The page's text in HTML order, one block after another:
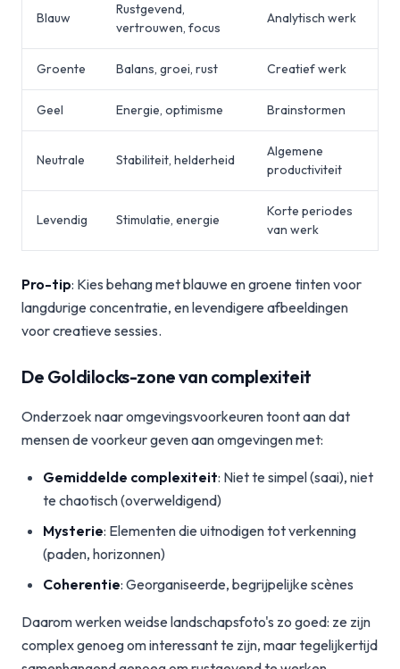
Blauw
Rustgevend,
vertrouwen, focus
Analytisch werk
Groente Balans, groei, rust Creatief werk
Geel Energie, optimisme Brainstormen
Neutrale Stabiliteit, helderheid
Algemene
productiviteit
Levendig Stimulatie, energie
Korte periodes
van werk
Pro-tip: Kies behang met blauwe en groene tinten voor
langdurige concentratie, en levendigere afbeeldingen
voor creatieve sessies.
De Goldilocks-zone van complexiteit
Onderzoek naar omgevingsvoorkeuren toont aan dat
mensen de voorkeur geven aan omgevingen met:
Gemiddelde complexiteit: Niet te simpel (saai), niet
te chaotisch (overweldigend)
Mysterie: Elementen die uitnodigen tot verkenning
(paden, horizonnen)
Coherentie: Georganiseerde, begrijpelijke scènes
Daarom werken weidse landschapsfoto's zo goed: ze zijn
complex genoeg om interessant te zijn, maar tegelijkertijd